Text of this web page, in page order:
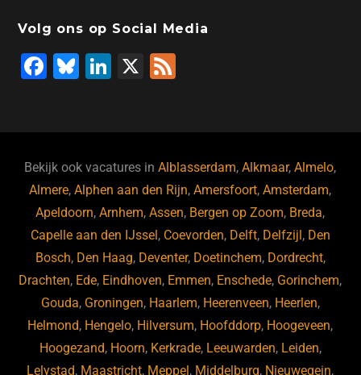
Volg ons op Social Media
F
b
o
o
k
Bl
ky
Li
dI
n
X
Bekijk ook vacatures inAlblasserdam,Alkmaar,Almelo,
Almere,Alphen aan den Rijn,Amersfoort,Amsterdam,
Apeldoorn,Arnhem,Assen, Bergen op Zoom, Breda,
Capelle aan den IJssel, Coevorden, Delft, Delfzijl, Den
Bosch, Den Haag, Deventer, Doetinchem, Dordrecht,
Drachten, Ede, Eindhoven, Emmen, Enschede, Gorinchem,
Gouda, Groningen, Haarlem, Heerenveen, Heerlen,
Helmond, Hengelo, Hilversum, Hoofddorp, Hoogeveen,
Hoogezand, Hoorn, Kerkrade, Leeuwarden, Leiden,
Lelystad, Maastricht, Meppel, Middelburg, Nieuwegein,